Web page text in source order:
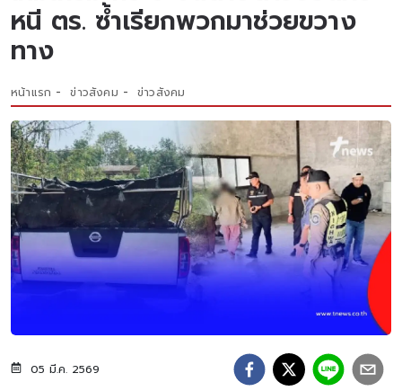
หนี ตร. ซ้ำเรียกพวกมาช่วยขวาง
ทาง
หน้าแรก ข่าวสังคม ข่าวสังคม
05 มี.ค. 2569